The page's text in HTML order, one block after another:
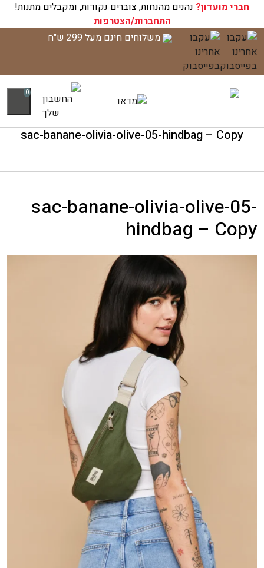
חברי מועדון? נהנים מהנחות, צוברים נקודות, ומקבלים מתנות!
התחברות/הצטרפות
דלג
לתוכן
משלוחים חינם מעל 299 ש"ח
0
עגלת הקניות שלך ריקה כעת!
sac-banane-olivia-olive-05-hindbag – Copy
sac-banane-olivia-olive-05-
hindbag – Copy